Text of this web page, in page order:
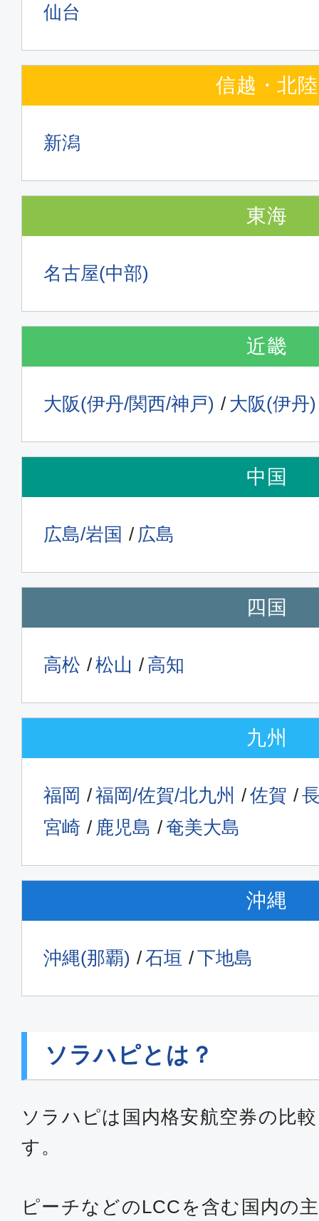
仙台
信越・北陸
新潟
東海
名古屋(中部)
近畿
大阪(伊丹/関西/神戸) 大阪(伊丹)
中国
広島/岩国 広島
四国
高松 松山 高知
九州
福岡 福岡/佐賀/北九州 佐賀
宮崎
鹿児島 奄美大島
沖縄
沖縄(那覇) 石垣 下地島
ソラハピとは？
ソラハピは国内格安航空券の比
す。
ピーチなどのLCCを含む国内の